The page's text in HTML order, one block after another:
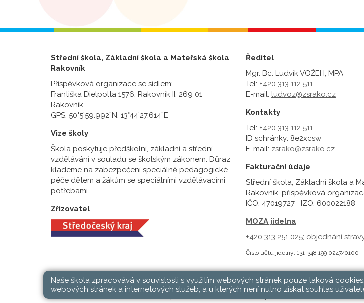
Střední škola, Základní škola a Mateřská škola
Rakovník
Příspěvková organizace se sídlem:
Františka Dielpolta 1576, Rakovník II, 269 01
Rakovník
GPS: 50°5’59.992”N, 13°44’27.614”E
Vize školy
Škola poskytuje předškolní, základní a střední
vzdělávání v souladu se školským zákonem. Důraz
klademe na zabezpečení speciálně pedagogické
péče dětem a žákům se speciálními vzdělávacími
potřebami.
Zřizovatel
Ředitel
Mgr. Bc. Ludvík VOŽEH, MPA
Tel: +420 313 112 511
E-mail: ludvoz@zsrako.cz
Kontakty
Tel: +420 313 112 511
ID schránky: 8e2xcsw
E-mail: zsrako@zsrako.cz
Fakturační údaje
Střední škola, Základní škola a
Rakovník, příspěvková
IČO: 47019727 IZO: 600022188
MOZA jídelna
+420 313 251 025; objednání
Číslo účtu jídelny: 131-348 199 0247/0100
SŠ, ZŠ a MŠ Rakovník © 2026 | Mapa stránek Přihlásit
Naše škola zpracovává v souvislosti s využitím webových stránek pouze taková
webových stránek a internetových služeb, a u kterých není nutno získat souhlas